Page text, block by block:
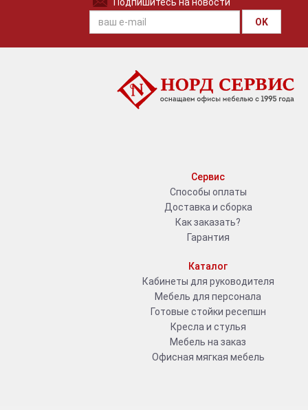
Подпишитесь на новости
OK
Сервис
Способы оплаты
Доставка и сборка
Как заказать?
Гарантия
Каталог
Кабинеты для руководителя
Мебель для персонала
Готовые стойки ресепшн
Кресла и стулья
Мебель на заказ
Офисная мягкая мебель